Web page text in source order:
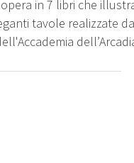
in 7 libri che
tavole realizzate